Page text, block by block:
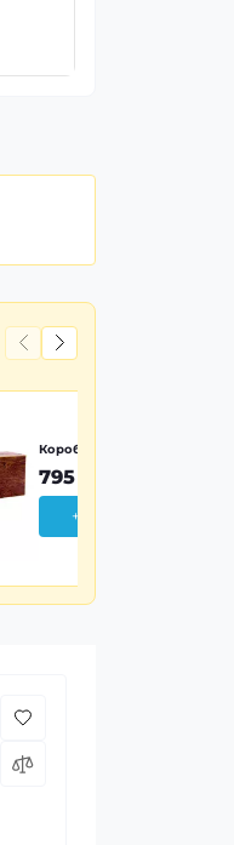
Коробочка дерево Wood
795 грн
+ Додати